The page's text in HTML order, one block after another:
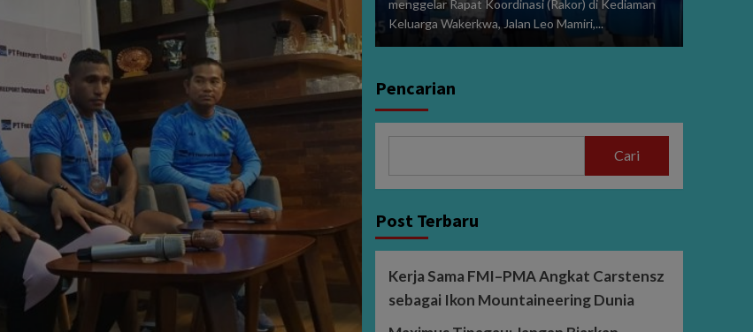
adanya sejumlah kejanggalan saat mengunjungi
kantor KPU...
menggelar Rapat Koordinasi (Rakor) di Kediaman
Keluarga Wakerkwa, Jalan Leo Mamiri,...
Pencarian
Cari
Post Terbaru
Kerja Sama FMI–PMA Angkat Carstensz
sebagai Ikon Mountaineering Dunia